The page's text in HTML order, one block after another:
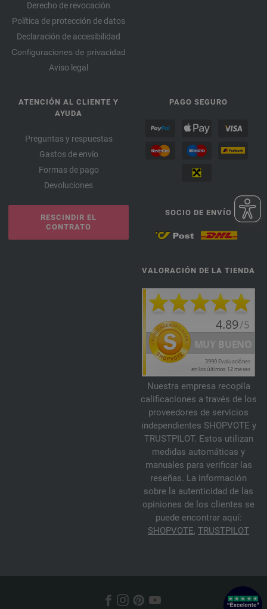
Derecho de revocación
Política de protección de datos
Declaración de accesibilidad
Configuraciones de privacidad
Aviso legal
ATENCIÓN AL CLIENTE Y
AYUDA
Preguntas y respuestas
Gastos de envío
Formas de pago
Devoluciones
RESCINDIR EL
CONTRATO
PAGO SEGURO
SOCIO DE ENVÍO
VALORACIÓN DE LA TIENDA
Nuestra empresa recopila
calificaciones a través de los
proveedores de servicios
independientes SHOPVOTE y
TRUSTPILOT. Estos utilizan
medidas automáticas y
manuales para verificar las
reseñas. La información
sobre la autenticidad de las
opiniones de los clientes se
puede encontrar aquí:
SHOPVOTE, TRUSTPILOT